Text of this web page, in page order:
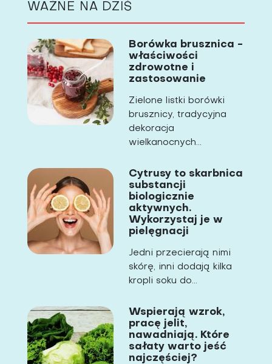
WAŻNE NA DZIŚ
Borówka brusznica -
właściwości
zdrowotne i
zastosowanie
Zielone listki borówki
brusznicy, tradycyjna
dekoracja
wielkanocnych...
Cytrusy to skarbnica
substancji
biologicznie
aktywnych.
Wykorzystaj je w
pielęgnacji
Jedni przecierają nimi
skórę, inni dodają kilka
kropli soku do...
Wspierają wzrok,
pracę jelit,
nawadniają. Które
sałaty warto jeść
najczęściej?